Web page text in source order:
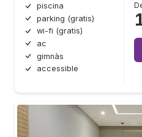
piscina
parking (gratis)
wi-fi (gratis)
ac
gimnàs
accessible